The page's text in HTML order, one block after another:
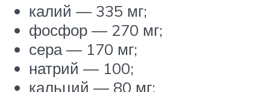
калий — 335 мг;
фосфор — 270 мг;
сера — 170 мг;
натрий — 100;
кальций — 80 мг;